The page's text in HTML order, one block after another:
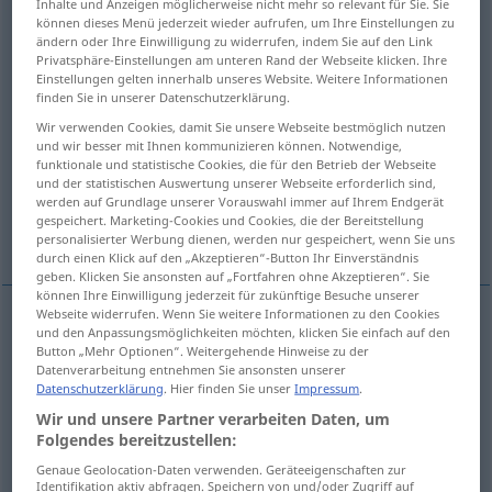
Übersicht aller Übersetzungen
(Für mehr Details die Übersetzung anklicken/antippen)
Pleite, Versager Wahrheit, Tatsachen
Naivling, Strohkopf, Flasche, Pflaume
Truthahnm,-hennef turkey ZOOL besonders
Meleagris gallopavo
Pute(rm)f turkey ZOOL besonders
gallopavo
können dieses Menü jederzeit wieder aufrufen, um Ihre Einstellungen zu
ändern oder Ihre Einwilligung zu widerrufen, indem Sie auf den Link
Privatsphäre-Einstellungen am unteren Rand der Webseite klicken. Ihre
Einstellungen gelten innerhalb unseres Website. Weitere Informationen
finden Sie in unserer Datenschutzerklärung.
Wir verwenden Cookies, damit Sie unsere Webseite bestmöglich nutzen
und wir besser mit Ihnen kommunizieren können. Notwendige,
funktionale und statistische Cookies, die für den Betrieb der Webseite
und der statistischen Auswertung unserer Webseite erforderlich sind,
werden auf Grundlage unserer Vorauswahl immer auf Ihrem Endgerät
gespeichert. Marketing-Cookies und Cookies, die der Bereitstellung
personalisierter Werbung dienen, werden nur gespeichert, wenn Sie uns
durch einen Klick auf den „Akzeptieren“-Button Ihr Einverständnis
geben. Klicken Sie ansonsten auf „Fortfahren ohne Akzeptieren“. Sie
können Ihre Einwilligung jederzeit für zukünftige Besuche unserer
Webseite widerrufen. Wenn Sie weitere Informationen zu den Cookies
und den Anpassungsmöglichkeiten möchten, klicken Sie einfach auf den
Button „Mehr Optionen“. Weitergehende Hinweise zu der
Datenverarbeitung entnehmen Sie ansonsten unserer
Datenschutzerklärung. Hier finden Sie unserImpressum.
Wir und unsere Partner verarbeiten Daten, um
Folgendes bereitzustellen:
Genaue Geolocation-Daten verwenden. Geräteeigenschaften zur
Identifikation aktiv abfragen. Speichern von und/oder Zugriff auf